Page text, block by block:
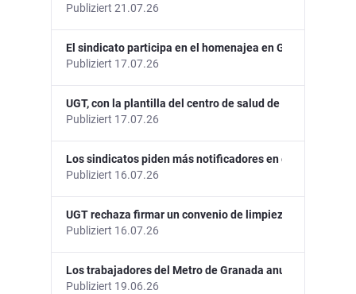
Publiziert 21.07.26
El sindicato participa en el homenajea en Guadix a
Publiziert 17.07.26
UGT, con la plantilla del centro de salud de Santa Fe,
Publiziert 17.07.26
Los sindicatos piden más notificadores en el
Publiziert 16.07.26
UGT rechaza firmar un convenio de limpieza en
Publiziert 16.07.26
Los trabajadores del Metro de Granada anuncian nuevos
Publiziert 19.06.26